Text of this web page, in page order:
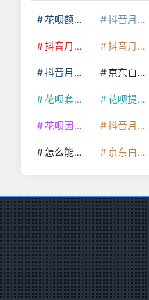
花呗额度提升 抖音月付套现24小时接单
抖音月付套现多少手续费 抖音月付套现商家有哪些
抖音月付套现最新方法 京东白条额度提升
花呗套取现金最佳方法 花呗提额技巧
花呗因为套现被限额了这种情况要多久才会好 抖音月付套现秒回100起
怎么能把京东白条额度钱套出来 京东白条套出来手续费多少